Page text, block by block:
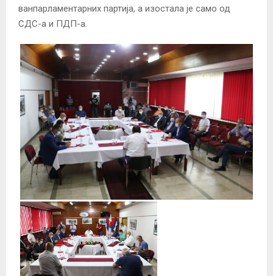
ванпарламентарних партија, а изостала је само од
СДС-а и ПДП-а.